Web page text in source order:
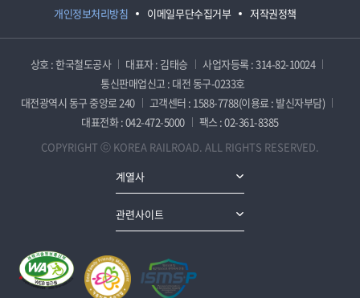
개인정보처리방침 이메일무단수집거부 저작권정책
상호 : 한국철도공사 대표자 : 김태승
사업자등록 : 314-82-10024
통신판매업신고 : 대전 동구-0233호
대전광역시 동구 중앙로 240
고객센터 : 1588-7788(이용료 : 발신자부담)
대표전화 : 042-472-5000
팩스 : 02-361-8385
COPYRIGHT ⓒ KOREA RAILROAD. ALL RIGHTS RESERVED.
계열사
관련사이트